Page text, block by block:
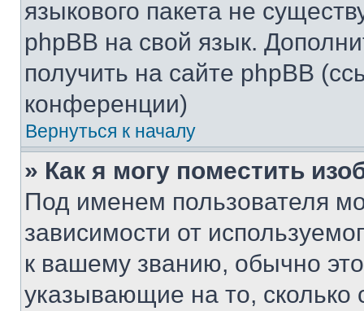
языкового пакета не
phpBB на свой язык.
получить на сайте phpBB
конференции)
Вернуться к началу
» Как я могу поместить
Под именем пользователя
зависимости от
к вашему званию, обычно это
указывающие на то,